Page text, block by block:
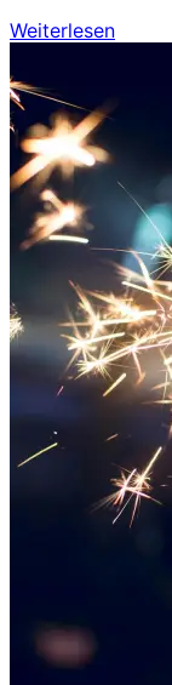
Weiterlesen